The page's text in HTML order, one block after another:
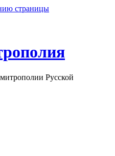
страницы
Русской